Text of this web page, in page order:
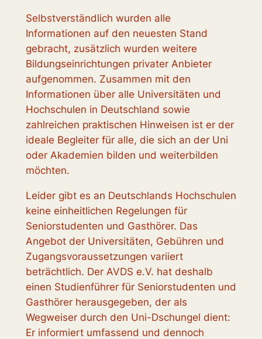
Selbstverständlich wurden alle
Informationen auf den neuesten Stand
gebracht, zusätzlich wurden weitere
Bildungseinrichtungen privater Anbieter
aufgenommen. Zusammen mit den
Informationen über alle Universitäten und
Hochschulen in Deutschland sowie
zahlreichen praktischen Hinweisen ist er der
ideale Begleiter für alle, die sich an der Uni
oder Akademien bilden und weiterbilden
möchten.
Leider gibt es an Deutschlands Hoch­schulen
keine einheitlichen Rege­lungen für
Seniorstudenten und Gasthörer. Das
Angebot der Uni­versi­täten, Gebühren und
Zugangs­voraus­setzungen variiert
beträchtlich. Der AVDS e.V. hat deshalb
einen Studienführer für Seniorstudenten und
Gasthörer herausgegeben, der als
Wegweiser durch den Uni-Dschungel dient:
Er informiert umfassend und dennoch